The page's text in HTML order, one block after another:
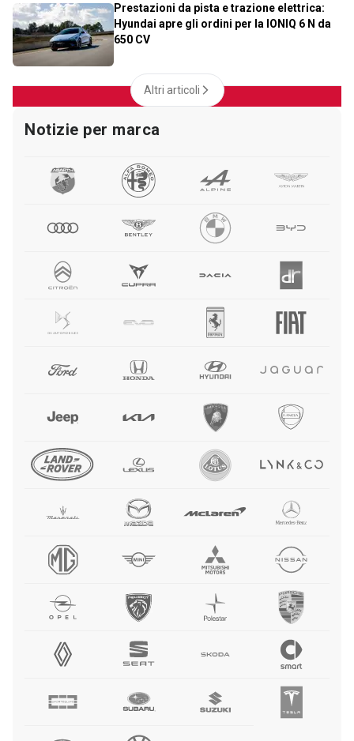
Prestazioni da pista e trazione elettrica:
Hyundai apre gli ordini per la IONIQ 6 N da
650 CV
Altri articoli
Notizie per marca